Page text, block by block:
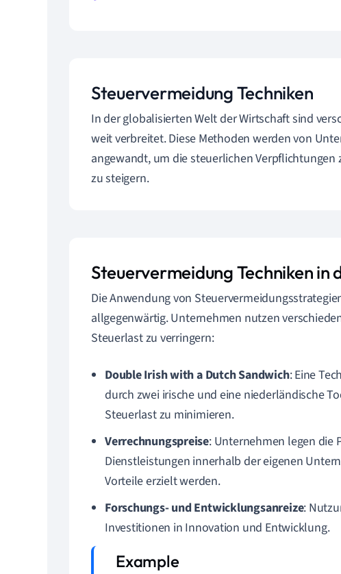
Steuervermeidung Techniken
In der globalisierten Welt der Wirtschaft sind
weit verbreitet. Diese Methoden werden von
angewandt, um die steuerlichen
zu steigern.
Steuervermeidung Techniken in
Die Anwendung von
allgegenwärtig. Unternehmen nutzen
Steuerlast zu verringern:
Double Irish with a Dutch Sandwich: Eine
durch zwei irische und eine niederländische
Steuerlast zu minimieren.
Verrechnungspreise: Unternehmen legen die
Dienstleistungen innerhalb der eigenen
Vorteile erzielt werden.
Forschungs- und Entwicklungsanreize:
Investitionen in Innovation und Entwicklung.